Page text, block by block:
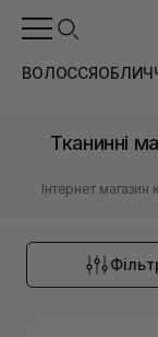
ВОЛОССЯ
Тканинні
Інтернет магазин